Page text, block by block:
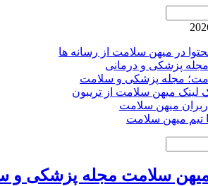
در میهن سلامت از رسانه ها
پزشکی و درمانی
مجله پزشکی و سلامت
لینک میهن سلامت از تریبون
میهن سلامت
تیم میهن سلامت
سلامت مجله پزشکی و